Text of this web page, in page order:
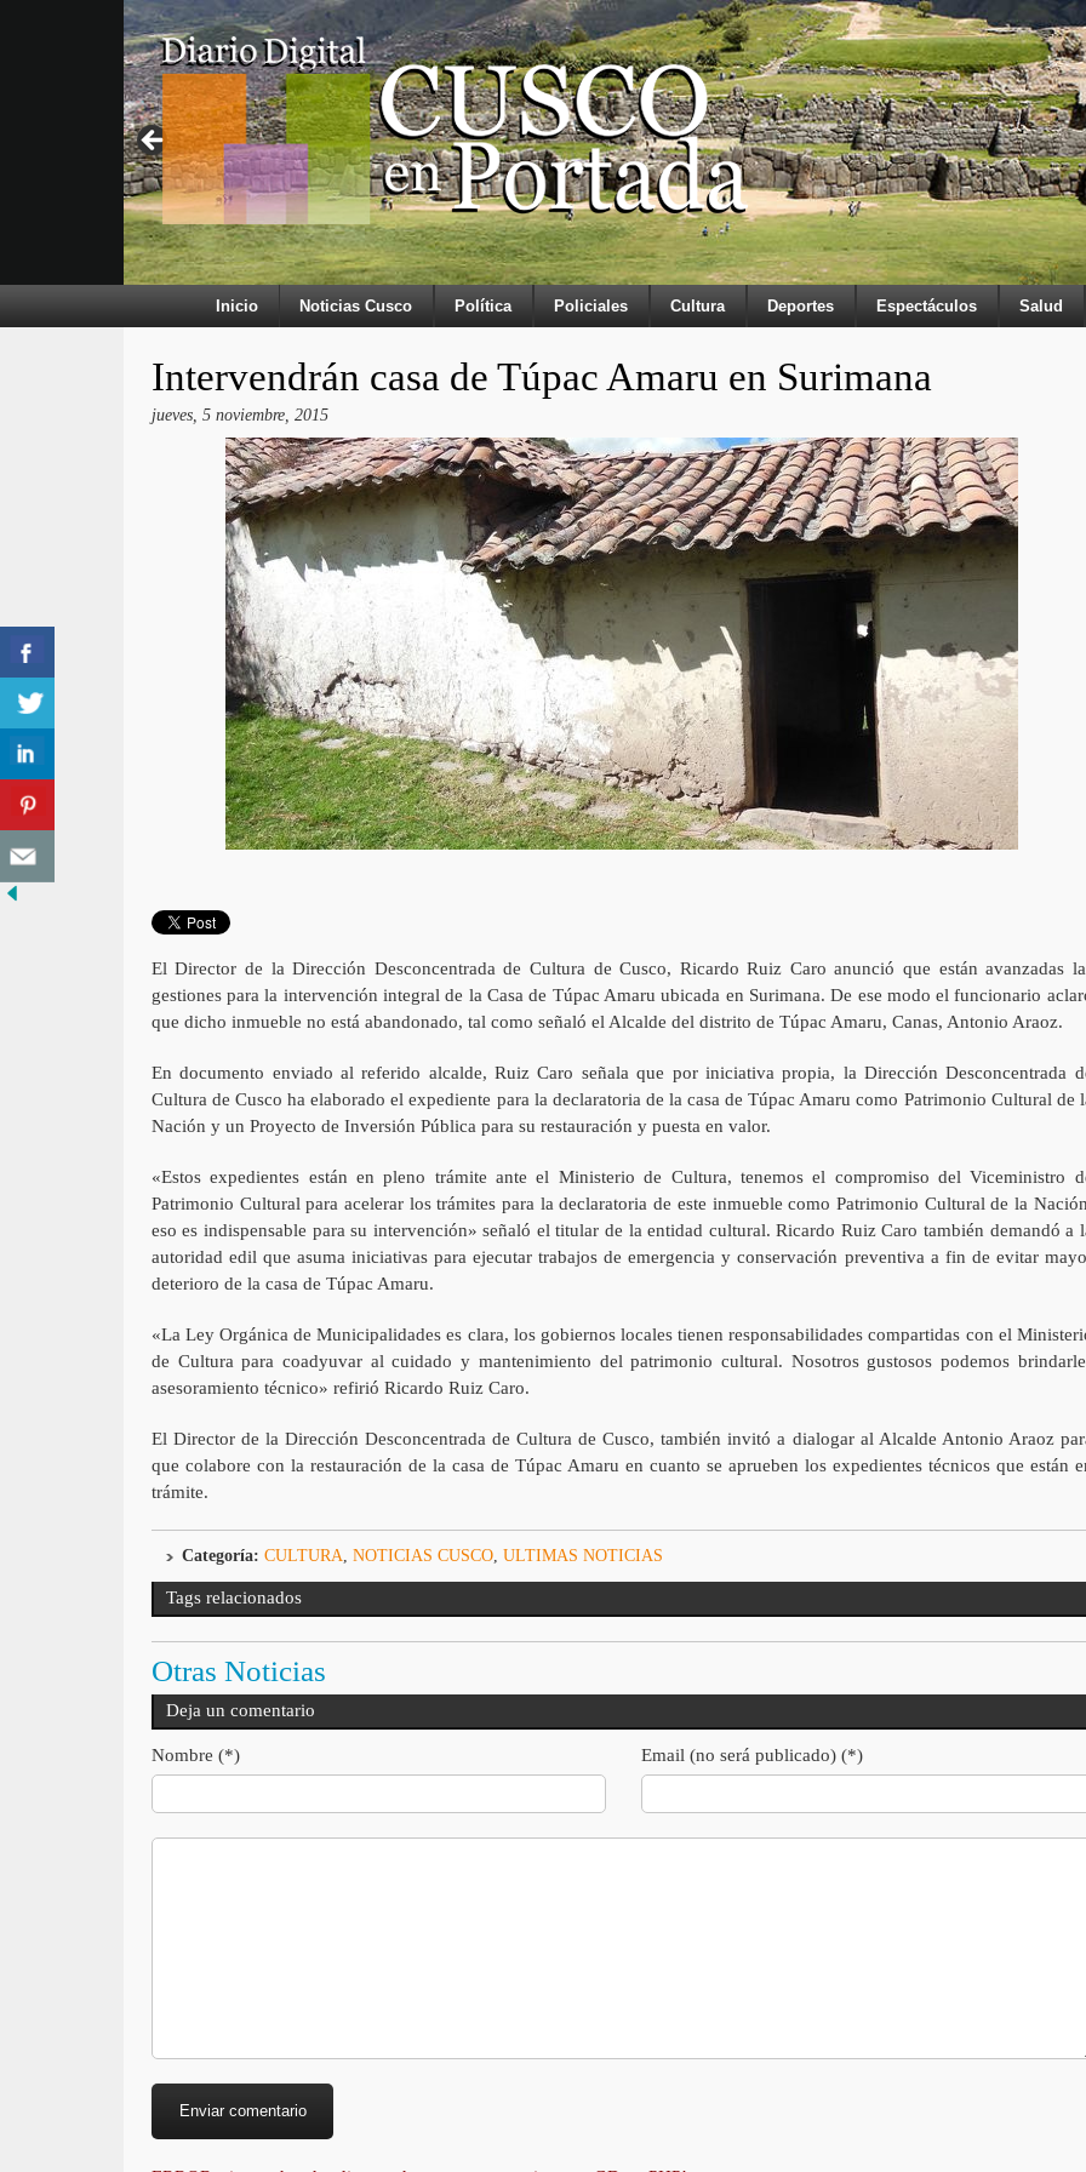
Inicio Noticias Cusco Política Policiales Cultura Deportes Espectáculos Salud
Intervendrán casa de Túpac Amaru en Surimana
jueves, 5 noviembre, 2015
El Director de la Dirección Desconcentrada de Cultura de Cusco, Ricardo Ruiz Caro anunció que están avanzadas
gestiones para la intervención integral de la Casa de Túpac Amaru ubicada en Surimana. De ese modo el funcionario
que dicho inmueble no está abandonado, tal como señaló el Alcalde del distrito de Túpac Amaru, Canas, Antonio Araoz.
En documento enviado al referido alcalde, Ruiz Caro señala que por iniciativa propia, la Dirección Desconcentrada
Cultura de Cusco ha elaborado el expediente para la declaratoria de la casa de Túpac Amaru como Patrimonio Cultural de
Nación y un Proyecto de Inversión Pública para su restauración y puesta en valor.
«Estos expedientes están en pleno trámite ante el Ministerio de Cultura, tenemos el compromiso del Viceministro
Patrimonio Cultural para acelerar los trámites para la declaratoria de este inmueble como Patrimonio Cultural de la
eso es indispensable para su intervención» señaló el titular de la entidad cultural. Ricardo Ruiz Caro también demandó a
autoridad edil que asuma iniciativas para ejecutar trabajos de emergencia y conservación preventiva a fin de evitar
deterioro de la casa de Túpac Amaru.
«La Ley Orgánica de Municipalidades es clara, los gobiernos locales tienen responsabilidades compartidas con el
de Cultura para coadyuvar al cuidado y mantenimiento del patrimonio cultural. Nosotros gustosos podemos
asesoramiento técnico» refirió Ricardo Ruiz Caro.
El Director de la Dirección Desconcentrada de Cultura de Cusco, también invitó a dialogar al Alcalde Antonio Araoz
que colabore con la restauración de la casa de Túpac Amaru en cuanto se aprueben los expedientes técnicos que están
trámite.
Categoría: CULTURA NOTICIAS CUSCO, ULTIMAS NOTICIAS
Tags relacionados
Otras Noticias
Deja un comentario
Nombre (*) Email (no será publicado) (*)